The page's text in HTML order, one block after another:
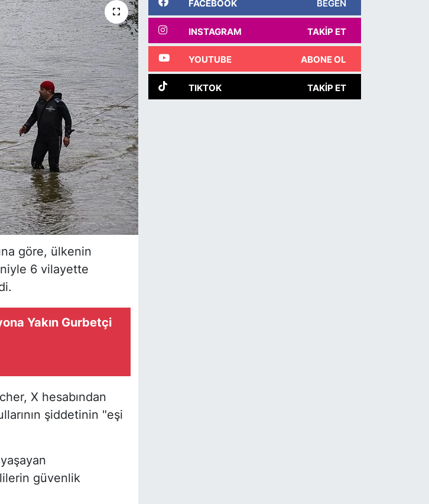
göre, ülkenin
6 vilayette
Yakın Gurbetçi
X hesabından
şiddetinin "eşi
güvenlik
FACEBOOK BEĞEN
INSTAGRAM TAKIP ET
YOUTUBE ABONE OL
TIKTOK TAKIP ET